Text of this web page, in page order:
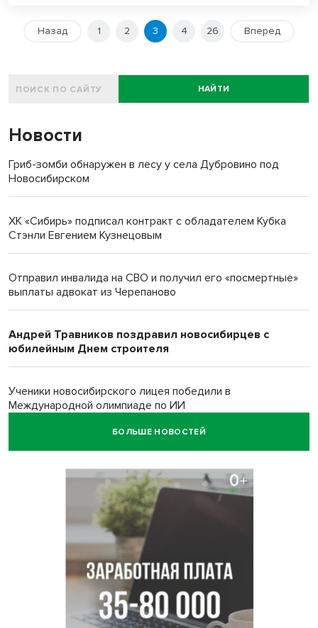
Назад 1 2 3 4 26 Вперед
НАЙТИ
Новости
Гриб-зомби обнаружен в лесу у села Дубровино под
Новосибирском
ХК «Сибирь» подписал контракт с обладателем Кубка
Стэнли Евгением Кузнецовым
Отправил инвалида на СВО и получил его «посмертные»
выплаты адвокат из Черепаново
Андрей Травников поздравил новосибирцев с
юбилейным Днем строителя
Ученики новосибирского лицея победили в
Международной олимпиаде по ИИ
БОЛЬШЕ НОВОСТЕЙ